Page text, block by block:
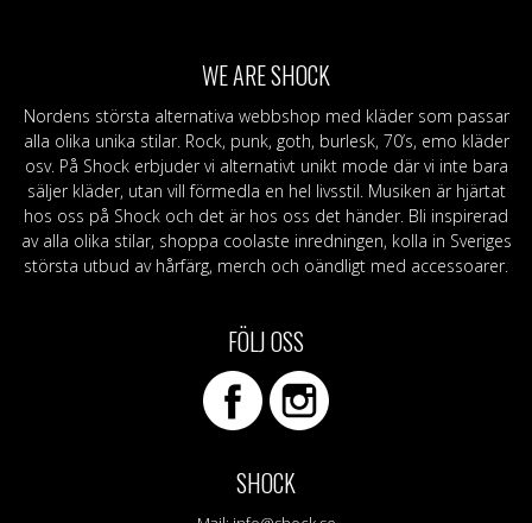
WE ARE SHOCK
Nordens största alternativa webbshop med kläder som passar
alla olika unika stilar. Rock, punk, goth, burlesk, 70’s, emo kläder
osv. På Shock erbjuder vi alternativt unikt mode där vi inte bara
säljer kläder, utan vill förmedla en hel livsstil. Musiken är hjärtat
hos oss på Shock och det är hos oss det händer. Bli inspirerad
av alla olika stilar, shoppa coolaste inredningen, kolla in Sveriges
största utbud av hårfärg, merch och oändligt med accessoarer.
FÖLJ OSS
SHOCK